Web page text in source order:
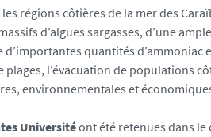
régions côtières de la mer des
d’algues sargasses, d’une
quantités d’ammoniac
l’évacuation de populations
environnementales et
Universitéont été retenues dans le